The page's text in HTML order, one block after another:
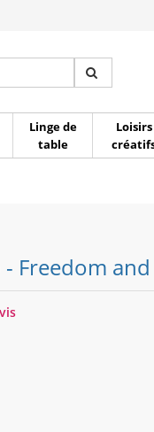
Linge de
table
Loisirs
Freedom